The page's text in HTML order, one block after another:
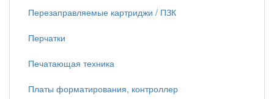
Перезаправляемые картриджи / ПЗК
Перчатки
Печатающая техника
Платы форматирования, контроллер